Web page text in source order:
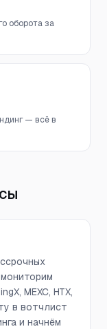
оборота за
— всё в
MEXC, HTX,
в вотчлист
и начнём